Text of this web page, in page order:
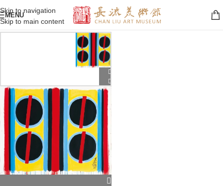
Skip to navigation
Skip to main content
MENU